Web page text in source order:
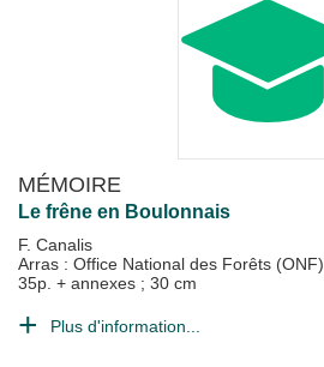
MÉMOIRE
Le frêne en Boulonnais
F. Canalis
Arras : Office National des Forêts (ONF)
35p. + annexes ; 30 cm
Plus d'information...